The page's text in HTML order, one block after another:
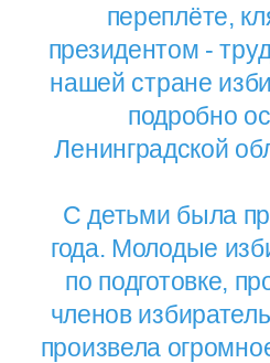
переплёте,
президентом -
нашей стране
подробно
Ленинградской
С детьми была
года. Молодые
по подготовке,
членов
произвела